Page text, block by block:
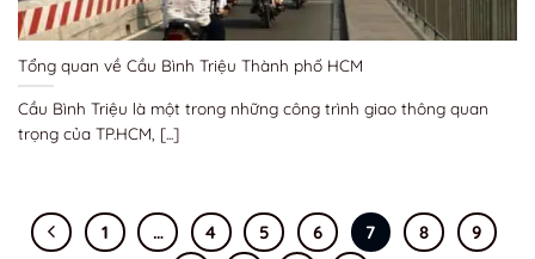
Tổng quan về Cầu Bình Triệu Thành phố HCM
Cầu Bình Triệu là một trong những công trình giao thông quan
trọng của TP.HCM, [...]
1 … 4 5 6 7 8
9